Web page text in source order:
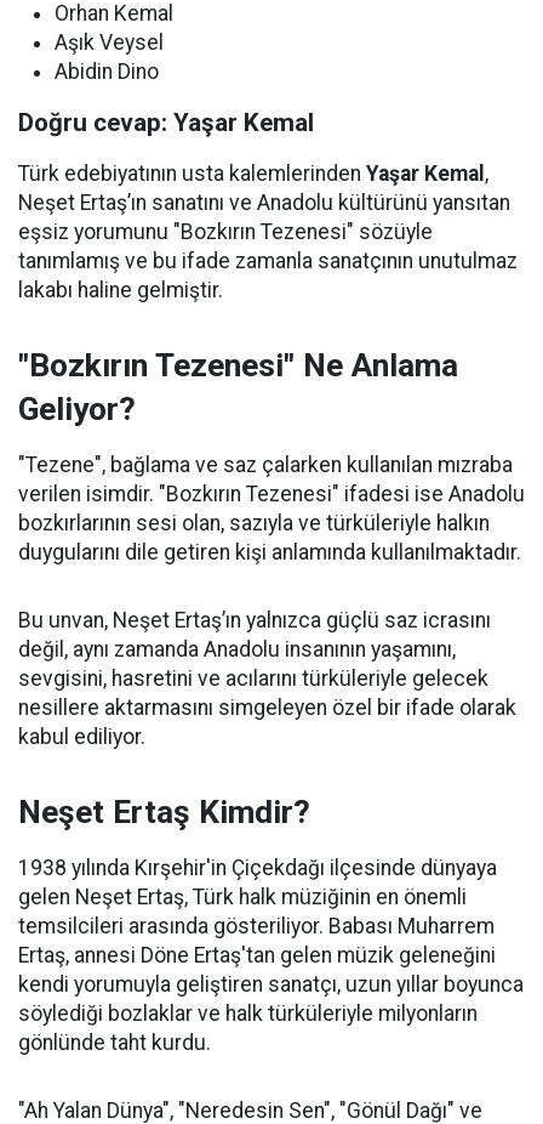
Orhan Kemal
Aşık Veysel
Abidin Dino
Doğru cevap: Yaşar Kemal
Türk edebiyatının usta kalemlerinden Yaşar Kemal ,
Neşet Ertaş’ın sanatını ve Anadolu kültürünü yansıtan
eşsiz yorumunu "Bozkırın Tezenesi" sözüyle
tanımlamış ve bu ifade zamanla sanatçının unutulmaz
lakabı haline gelmiştir.
"Bozkırın Tezenesi" Ne Anlama
Geliyor?
"Tezene", bağlama ve saz çalarken kullanılan mızraba
verilen isimdir. "Bozkırın Tezenesi" ifadesi ise Anadolu
bozkırlarının sesi olan, sazıyla ve türküleriyle halkın
duygularını dile getiren kişi anlamında kullanılmaktadır.
Bu unvan, Neşet Ertaş’ın yalnızca güçlü saz icrasını
değil, aynı zamanda Anadolu insanının yaşamını,
sevgisini, hasretini ve acılarını türküleriyle gelecek
nesillere aktarmasını simgeleyen özel bir ifade olarak
kabul ediliyor.
Neşet Ertaş Kimdir?
1938 yılında Kırşehir'in Çiçekdağı ilçesinde dünyaya
gelen Neşet Ertaş, Türk halk müziğinin en önemli
temsilcileri arasında gösteriliyor. Babası Muharrem
Ertaş, annesi Döne Ertaş'tan gelen müzik geleneğini
kendi yorumuyla geliştiren sanatçı, uzun yıllar boyunca
söylediği bozlaklar ve halk türküleriyle milyonların
gönlünde taht kurdu.
"Ah Yalan Dünya", "Neredesin Sen", "Gönül Dağı" ve